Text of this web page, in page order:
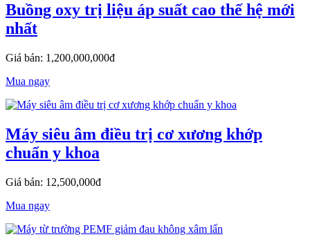
Buồng oxy trị liệu áp suất cao thế hệ mới
nhất
Giá bán: 1,200,000,000đ
Mua ngay
Máy siêu âm điều trị cơ xương khớp
chuẩn y khoa
Giá bán: 12,500,000đ
Mua ngay